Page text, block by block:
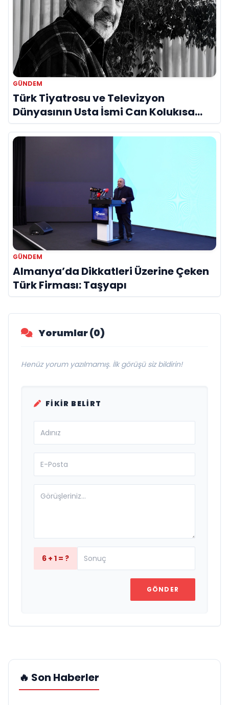
GÜNDEM
Türk Tiyatrosu ve Televizyon
Dünyasının Usta İsmi Can Kolukısa
Hayatını Kaybetti
GÜNDEM
Almanya’da Dikkatleri Üzerine Çeken
Türk Firması: Taşyapı
Yorumlar (0)
Henüz yorum yazılmamış. İlk görüşü siz bildirin!
FIKIR BELIRT
6 + 1 = ?
GÖNDER
🔥 Son Haberler